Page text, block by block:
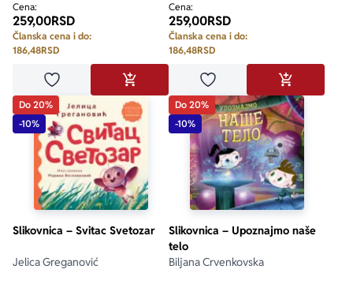
Cena:
259,00RSD
Članska cena i do:
186,48RSD
Dodaj u omiljeneDODAJ U KORPU
Cena:
259,00RSD
Članska cena i do:
186,48RSD
Dodaj u omiljeneDODAJ U
Do 20%
-10%
Slikovnica – Svitac Svetozar
Jelica Greganović
Do 20%
-10%
Slikovnica – Upoznajmo naše
telo
Biljana Crvenkovska